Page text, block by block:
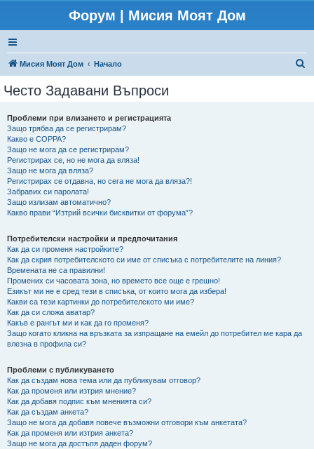
Форум | Мисия Моят Дом
Мисия Моят Дом Начало
Често Задавани Въпроси
Проблеми при влизането и регистрацията
Защо трябва да се регистрирам?
Какво е COPPA?
Защо не мога да се регистрирам?
Регистрирах се, но не мога да вляза!
Защо не мога да вляза?
Регистрирах се отдавна, но сега не мога да вляза?!
Забравих си паролата!
Защо излизам автоматично?
Какво прави “Изтрий всички бисквитки от форума”?
Потребителски настройки и предпочитания
Как да си променя настройките?
Как да скрия потребителското си име от списъка с потребителите на линия?
Времената не са правилни!
Промених си часовата зона, но времето все още е грешно!
Езикът ми не е сред тези в списъка, от които мога да избера!
Какви са тези картинки до потребителското ми име?
Как да си сложа аватар?
Какъв е рангът ми и как да го променя?
Защо когато кликна на връзката за изпращане на емейл до потребител ме кара да
влезна в профила си?
Проблеми с публикуването
Как да създам нова тема или да публикувам отговор?
Как да променя или изтрия мнение?
Как да добавя подпис към мненията си?
Как да създам анкета?
Защо не мога да добавя повече възможни отговори към анкетата?
Как да променя или изтрия анкета?
Защо не мога да достъпя даден форум?